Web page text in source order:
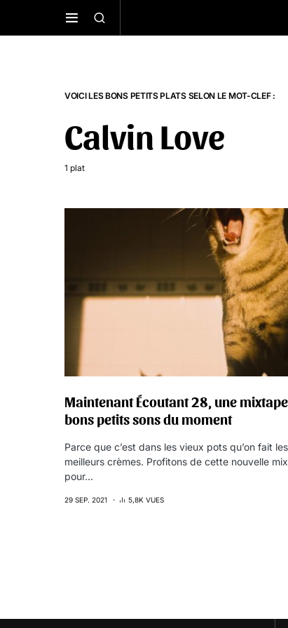
VOICI LES BONS PETITS PLATS SELON LE MOT-CLEF :
Calvin Love
1 plat
Maintenant Écoutant 28, une
bons petits sons du moment
Parce que c’est dans les vieux pots qu’on fait les
meilleurs crèmes. Profitons de cette nouvelle
pour…
29 SEP. 2021 5,8K VUES